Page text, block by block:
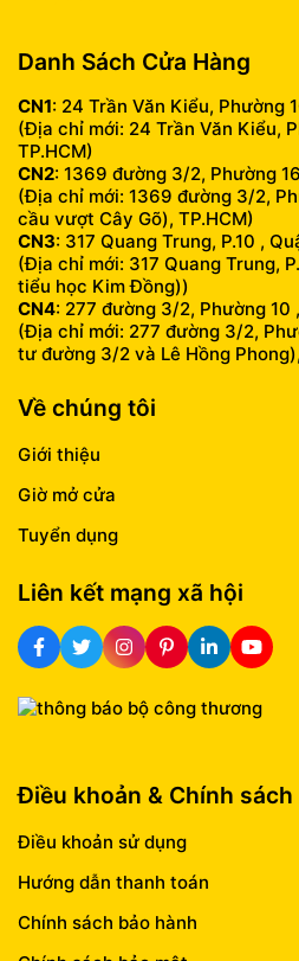
Danh Sách Cửa Hàng
CN1: 24 Trần Văn Kiểu, Phường
(Địa chỉ mới: 24 Trần Văn Kiểu,
TP.HCM)
CN2: 1369 đường 3/2, Phường
(Địa chỉ mới: 1369 đường 3/2,
cầu vượt Cây Gõ), TP.HCM)
CN3: 317 Quang Trung, P.10 ,
(Địa chỉ mới: 317 Quang Trung,
tiểu học Kim Đồng))
CN4: 277 đường 3/2, Phường 10
(Địa chỉ mới: 277 đường 3/2,
tư đường 3/2 và Lê Hồng
Về chúng tôi
Giới thiệu
Giờ mở cửa
Tuyển dụng
Liên kết mạng xã hội
Điều khoản & Chính sách
Điều khoản sử dụng
Hướng dẫn thanh toán
Chính sách bảo hành